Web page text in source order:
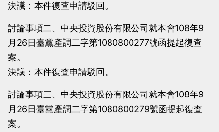
決議：本件復查申請駁回。
討論事項二、中央投資股份有限公司就本會108年9
月26日臺黨產調二字第1080800277號函提起復查
案。
決議：本件復查申請駁回。
討論事項三、中央投資股份有限公司就本會108年9
月26日臺黨產調二字第1080800279號函提起復查
案。